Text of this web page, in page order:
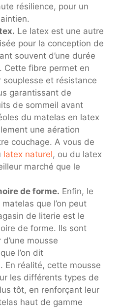
résilience, pour un
Le latex est une autre
pour la conception de
souvent d’une durée
Cette fibre permet en
souplesse et résistance
garantissant de
de sommeil avant
du matelas en latex
une aération
couchage. A vous de
latex naturel, ou du latex
marché que le
de forme. Enfin, le
que l’on peut
de literie est le
de forme. Ils sont
mousse
l’on dit
En réalité, cette mousse
les différents types de
tôt, en renforçant leur
haut de gamme